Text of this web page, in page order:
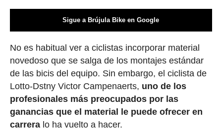
Sigue a Brújula Bike en Google
No es habitual ver a ciclistas incorporar material
novedoso que se salga de los montajes estándar
de las bicis del equipo. Sin embargo, el ciclista de
Lotto-Dstny Victor Campenaerts, uno de los
profesionales más preocupados por las
ganancias que el material le puede ofrecer en
carreralo ha vuelto a hacer.